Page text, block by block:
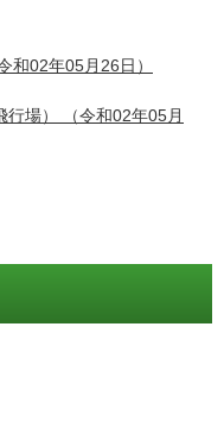
和02年05月26日）
場）
（令和02年05月